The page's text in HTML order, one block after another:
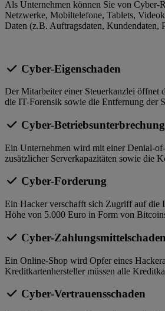
Als Unternehmen können Sie von
Netzwerke, Mobiltelefone, Tablets,
Daten (z.B. Auftragsdaten, Kundendaten,
Cyber-Eigenschaden
Der Mitarbeiter einer Steuerkanzlei öffnet
die IT-Forensik sowie die Entfernung der
Cyber-Betriebsunterbrechung
Ein Unternehmen wird mit einer Denial-
zusätzlicher Serverkapazitäten sowie die
Cyber-Forderung
Ein Hacker verschafft sich Zugriff auf die
Höhe von 5.000 Euro in Form von
Cyber-Zahlungsmittelschaden
Ein Online-Shop wird Opfer eines
Kreditkartenhersteller müssen alle
Cyber-Vertrauensschaden